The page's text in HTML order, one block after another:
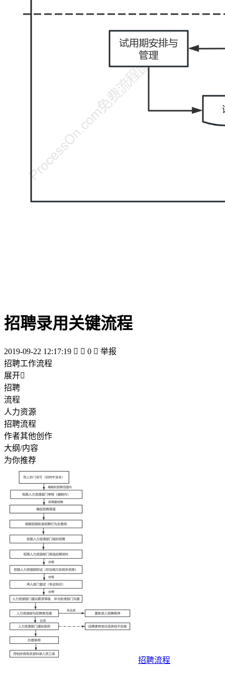
招聘录用关键流程
2019-09-22 12:17:19   0  举报
招聘工作流程
展开
招聘
流程
人力资源
招聘流程
作者其他创作
大纲/内容
为你推荐
招聘流程